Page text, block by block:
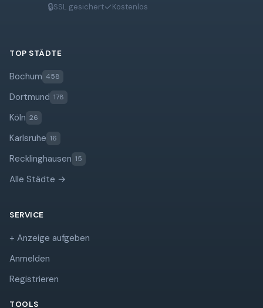
🔒SSL gesichert✓Kostenlos
TOP STÄDTE
Bochum 458
Dortmund 178
Köln 26
Karlsruhe 16
Recklinghausen 15
Alle Städte →
SERVICE
+ Anzeige aufgeben
Anmelden
Registrieren
TOOLS